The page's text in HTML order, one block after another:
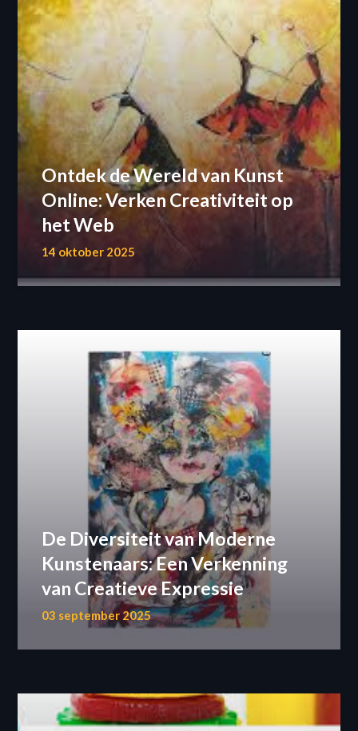
Ontdek de Wereld van Kunst
Online: Verken Creativiteit op
het Web
14 oktober 2025
De Diversiteit van Moderne
Kunstenaars: Een Verkenning
van Creatieve Expressie
03 september 2025